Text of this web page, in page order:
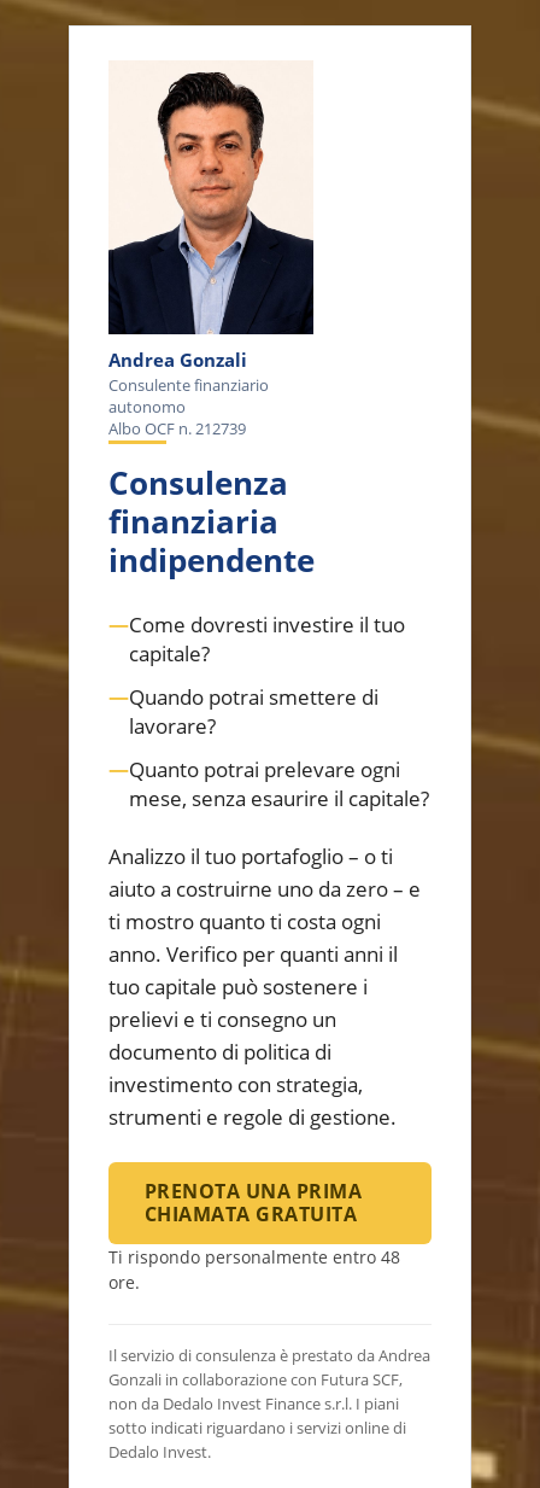
Andrea Gonzali
Consulente finanziario
autonomo
Albo OCF n. 212739
Consulenza
finanziaria
indipendente
—Come dovresti investire il tuo
capitale?
—Quando potrai smettere di
lavorare?
—Quanto potrai prelevare ogni
mese, senza esaurire il capitale?
Analizzo il tuo portafoglio – o ti
aiuto a costruirne uno da zero – e
ti mostro quanto ti costa ogni
anno. Verifico per quanti anni il
tuo capitale può sostenere i
prelievi e ti consegno un
documento di politica di
investimento con strategia,
strumenti e regole di gestione.
PRENOTA UNA PRIMA
CHIAMATA GRATUITA
Ti rispondo personalmente entro 48
ore.
Il servizio di consulenza è prestato da Andrea
Gonzali in collaborazione con Futura SCF,
non da Dedalo Invest Finance s.r.l. I piani
sotto indicati riguardano i servizi online di
Dedalo Invest.